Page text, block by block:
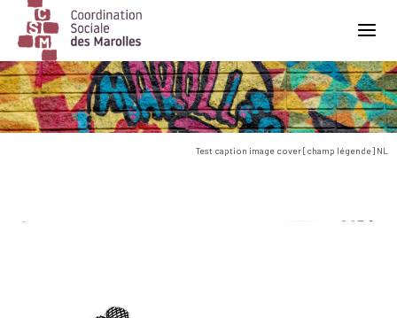
Main Navigation
Test caption image cover [champ légende] NL